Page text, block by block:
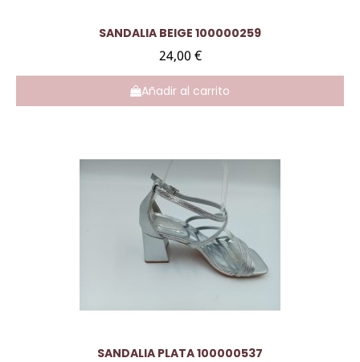
Vista rápida
SANDALIA BEIGE 100000259
24,00 €
Añadir al carrito
Vista rápida
SANDALIA PLATA 100000537